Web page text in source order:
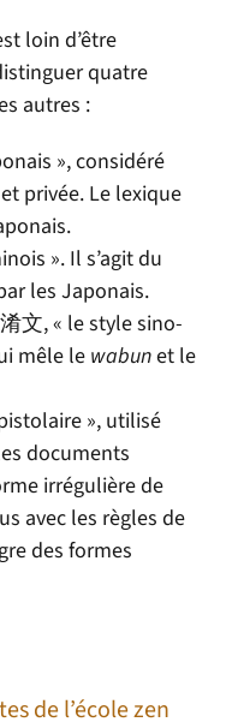
loin d’être
quatre
autres :
», considéré
privée. Le lexique
». Il s’agit du
les Japonais.
文, « le style sino-
mêle lewabunet le
», utilisé
documents
irrégulière de
avec les règles de
des formes
de l’école zen